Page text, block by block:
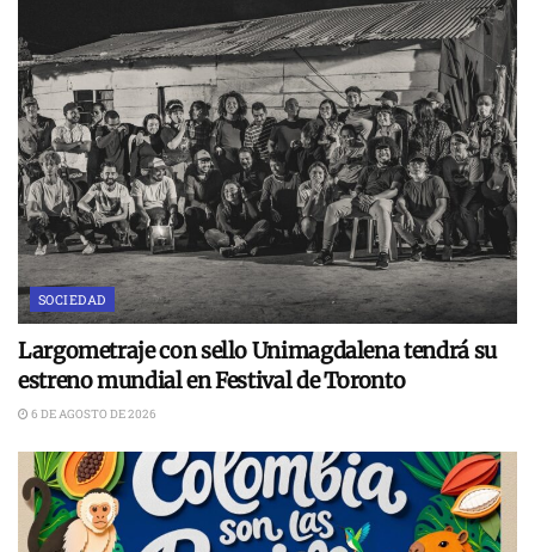
SOCIEDAD
Largometraje con sello Unimagdalena tendrá su
estreno mundial en Festival de Toronto
6 DE AGOSTO DE 2026